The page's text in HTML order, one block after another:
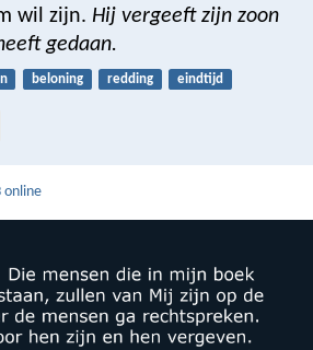
wil zijn. Hij vergeeft zijn zoon
gedaan.
beloning redding eindtijd
online